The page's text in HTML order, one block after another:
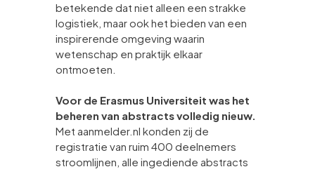
betekende dat niet alleen een strakke
logistiek, maar ook het bieden van een
inspirerende omgeving waarin
wetenschap en praktijk elkaar
ontmoeten.
Voor de Erasmus Universiteit was het
beheren van abstracts volledig nieuw.
Met aanmelder.nl konden zij de
registratie van ruim 400 deelnemers
stroomlijnen, alle ingediende abstracts